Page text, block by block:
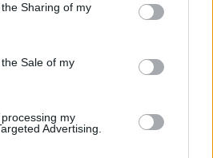
Sharing of my
Sale of my
my
Advertising.